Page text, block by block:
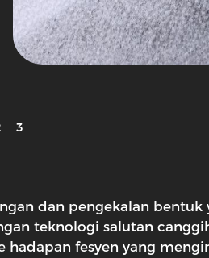
3
dan pengekalan
teknologi salutan
fesyen yang